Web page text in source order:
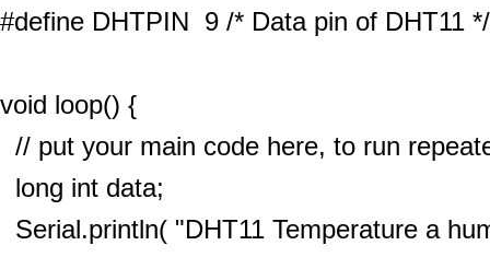
#define DHTPIN 9 /* Data pin of DHT11 */
void loop() {
// put your main code here, to run
long int data;
Serial.println( "DHT11 Temperature a